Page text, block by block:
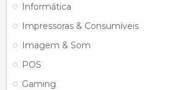
Informática
Impressoras & Consumíveis
Imagem & Som
POS
Gaming